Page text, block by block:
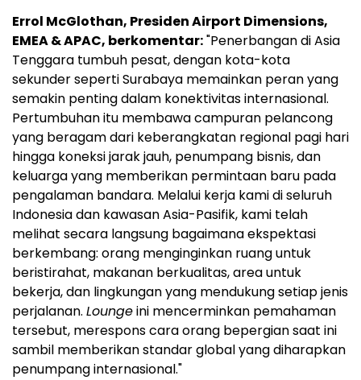
Errol McGlothan, Presiden Airport Dimensions,
EMEA & APAC, berkomentar:"Penerbangan di Asia
Tenggara tumbuh pesat, dengan kota-kota
sekunder seperti Surabaya memainkan peran yang
semakin penting dalam konektivitas internasional.
Pertumbuhan itu membawa campuran pelancong
yang beragam dari keberangkatan regional pagi hari
hingga koneksi jarak jauh, penumpang bisnis, dan
keluarga yang memberikan permintaan baru pada
pengalaman bandara. Melalui kerja kami di seluruh
Indonesia dan kawasan Asia-Pasifik, kami telah
melihat secara langsung bagaimana ekspektasi
berkembang: orang menginginkan ruang untuk
beristirahat, makanan berkualitas, area untuk
bekerja, dan lingkungan yang mendukung setiap jenis
perjalanan. Loungeini mencerminkan pemahaman
tersebut, merespons cara orang bepergian saat ini
sambil memberikan standar global yang diharapkan
penumpang internasional."